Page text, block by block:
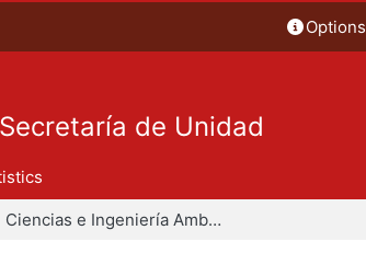
Options
Secretaría de Unidad
Ciencias e Ingeniería Ambientales